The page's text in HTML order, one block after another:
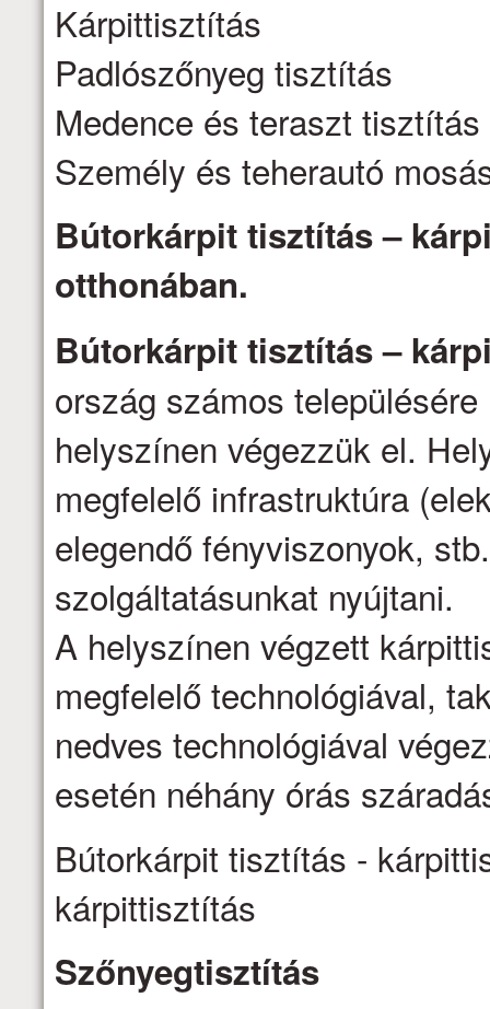
Kárpittisztítás
Padlószőnyeg tisztítás
Medence és teraszt tisztítás
Személy és teherautó
Bútorkárpit tisztítás –
otthonában.
Bútorkárpit tisztítás –
ország számos
helyszínen végezzük el.
megfelelő infrastruktúra
elegendő fényviszonyok,
szolgáltatásunkat nyújtani.
A helyszínen végzett
megfelelő technológiával,
nedves technológiával
esetén néhány órás
Bútorkárpit tisztítás -
kárpittisztítás
Szőnyegtisztítás